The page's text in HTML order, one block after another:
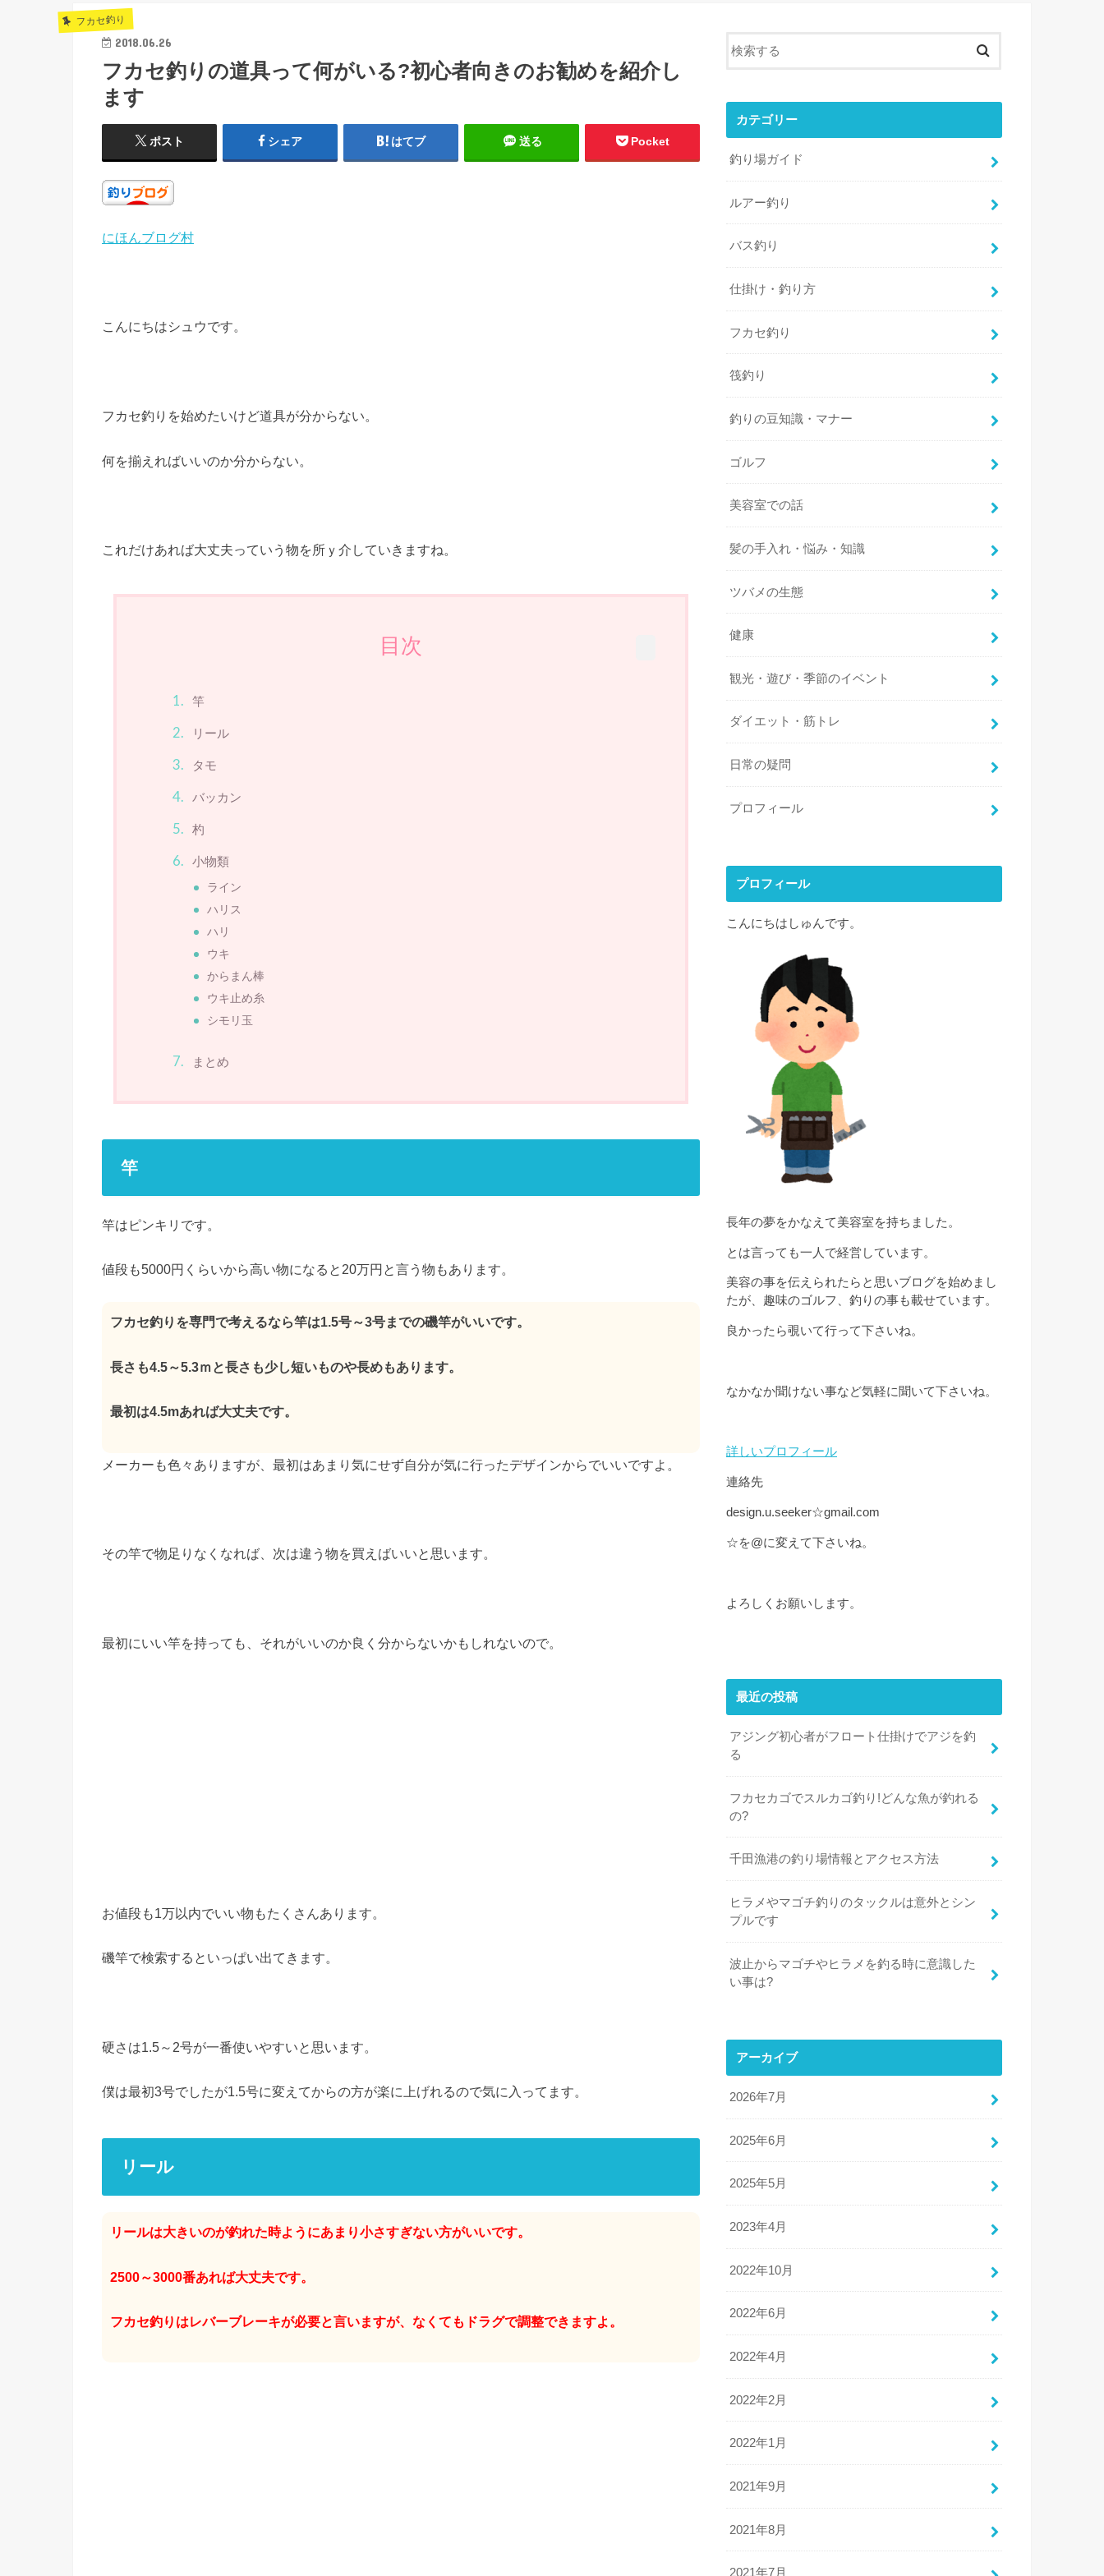
フカセ釣り
2018.06.26
フカセ釣りの道具って何がいる?初心者向きのお勧めを紹介し
ます
ポスト シェア はてブ 送る Pocket
にほんブログ村
こんにちはシュウです。
フカセ釣りを始めたいけど道具が分からない。
何を揃えればいいのか分からない。
これだけあれば大丈夫っていう物を所ｙ介していきますね。
目次
竿
リール
タモ
バッカン
杓
小物類
ライン
ハリス
ハリ
ウキ
からまん棒
ウキ止め糸
シモリ玉
まとめ
竿
竿はピンキリです。
値段も5000円くらいから高い物になると20万円と言う物もあります。
フカセ釣りを専門で考えるなら竿は1.5号～3号までの磯竿がいいです。
長さも4.5～5.3ｍと長さも少し短いものや長めもあります。
最初は4.5mあれば大丈夫です。
メーカーも色々ありますが、最初はあまり気にせず自分が気に行ったデザインからでいいですよ。
その竿で物足りなくなれば、次は違う物を買えばいいと思います。
最初にいい竿を持っても、それがいいのか良く分からないかもしれないので。
お値段も1万以内でいい物もたくさんあります。
磯竿で検索するといっぱい出てきます。
硬さは1.5～2号が一番使いやすいと思います。
僕は最初3号でしたが1.5号に変えてからの方が楽に上げれるので気に入ってます。
リール
リールは大きいのが釣れた時ようにあまり小さすぎない方がいいです。
2500～3000番あれば大丈夫です。
フカセ釣りはレバーブレーキが必要と言いますが、なくてもドラグで調整できますよ。
カテゴリー
釣り場ガイド
ルアー釣り
バス釣り
仕掛け・釣り方
フカセ釣り
筏釣り
釣りの豆知識・マナー
ゴルフ
美容室での話
髪の手入れ・悩み・知識
ツバメの生態
健康
観光・遊び・季節のイベント
ダイエット・筋トレ
日常の疑問
プロフィール
プロフィール
こんにちはしゅんです。
長年の夢をかなえて美容室を持ちました。
とは言っても一人で経営しています。
美容の事を伝えられたらと思いブログを始めまし
たが、趣味のゴルフ、釣りの事も載せています。
良かったら覗いて行って下さいね。
なかなか聞けない事など気軽に聞いて下さいね。
詳しいプロフィール
連絡先
design.u.seeker☆gmail.com
☆を@に変えて下さいね。
よろしくお願いします。
最近の投稿
アジング初心者がフロート仕掛けでアジを釣
る
フカセカゴでスルカゴ釣り!どんな魚が釣れる
の?
千田漁港の釣り場情報とアクセス方法
ヒラメやマゴチ釣りのタックルは意外とシン
プルです
波止からマゴチやヒラメを釣る時に意識した
い事は?
アーカイブ
2026年7月
2025年6月
2025年5月
2023年4月
2022年10月
2022年6月
2022年4月
2022年2月
2022年1月
2021年9月
2021年8月
2021年7月